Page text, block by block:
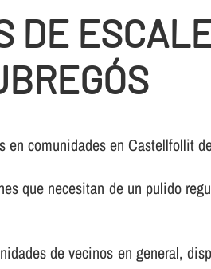
DE
en comunidades en Castellfollit
que necesitan de un pulido
de vecinos en general,